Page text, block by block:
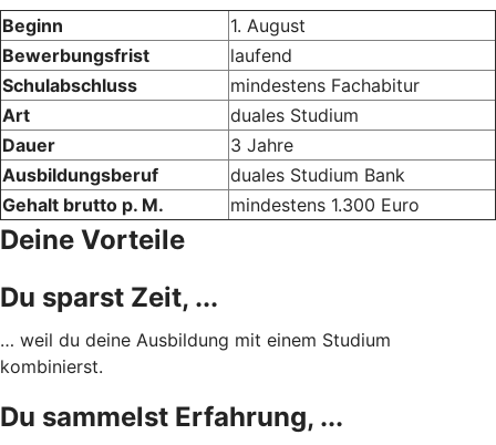
Beginn
1. August
Bewerbungsfrist
laufend
Schulabschluss
mindestens Fachabitur
Art
duales Studium
Dauer
3 Jahre
Ausbildungsberuf
duales Studium Bank
Gehalt brutto p. M.
mindestens 1.300 Euro
Deine Vorteile
Du sparst Zeit, ...
… weil du deine Ausbildung mit einem Studium
kombinierst.
Du sammelst Erfahrung, ...